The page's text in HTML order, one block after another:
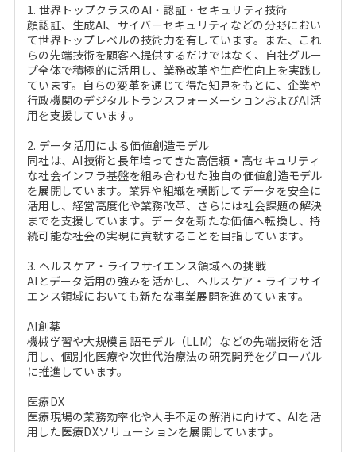
1. 世界トップクラスのAI・認証・セキュリティ技術
顔認証、生成AI、サイバーセキュリティなどの分野におい
て世界トップレベルの技術力を有しています。また、これ
らの先端技術を顧客へ提供するだけではなく、自社グルー
プ全体で積極的に活用し、業務改革や生産性向上を実践し
ています。自らの変革を通じて得た知見をもとに、企業や
行政機関のデジタルトランスフォーメーションおよびAI活
用を支援しています。
2. データ活用による価値創造モデル
同社は、AI技術と長年培ってきた高信頼・高セキュリティ
な社会インフラ基盤を組み合わせた独自の価値創造モデル
を展開しています。業界や組織を横断してデータを安全に
活用し、経営高度化や業務改革、さらには社会課題の解決
までを支援しています。データを新たな価値へ転換し、持
続可能な社会の実現に貢献することを目指しています。
3. ヘルスケア・ライフサイエンス領域への挑戦
AIとデータ活用の強みを活かし、ヘルスケア・ライフサイ
エンス領域においても新たな事業展開を進めています。
AI創薬
機械学習や大規模言語モデル（LLM）などの先端技術を活
用し、個別化医療や次世代治療法の研究開発をグローバル
に推進しています。
医療DX
医療現場の業務効率化や人手不足の解消に向けて、AIを活
用した医療DXソリューションを展開しています。